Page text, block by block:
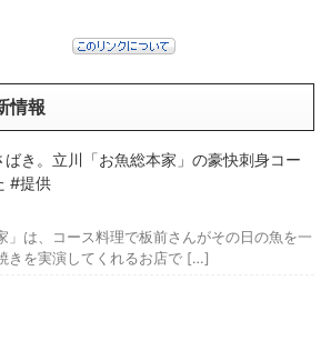
情報
き。立川「お魚総本家」の豪快刺身コー
#提供
」は、コース料理で板前さんがその日の魚を一
きを実演してくれるお店で […]